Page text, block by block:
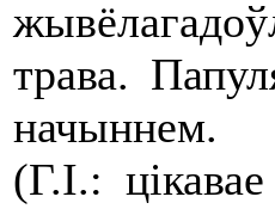
трава.
начыннем.
(Г.І.: